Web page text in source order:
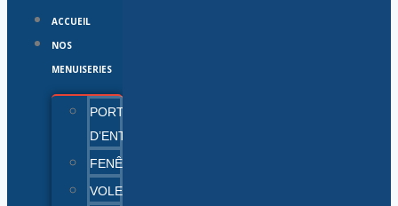
ACCUEIL
NOS
MENUISERIES
PORTES
D’ENTRÉE
FENÊTRES
VOLETS